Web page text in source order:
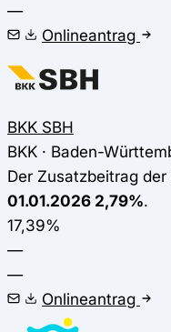
—
Onlineantrag
BKK SBH
BKK · Baden-
Der Zusatzbeitrag der
01.01.2026 2,79%.
17,39%
—
—
Onlineantrag